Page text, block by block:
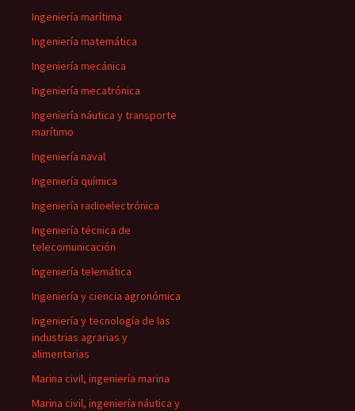
Ingeniería marítima
Ingeniería matemática
Ingeniería mecánica
Ingeniería mecatrónica
Ingeniería náutica y transporte
marítimo
Ingeniería naval
Ingeniería química
Ingeniería radioelectrónica
Ingeniería técnica de
telecomunicación
Ingeniería telemática
Ingeniería y ciencia agronómica
Ingeniería y tecnología de las
industrias agrarias y
alimentarias
Marina civil, ingeniería marina
Marina civil, ingeniería náutica y